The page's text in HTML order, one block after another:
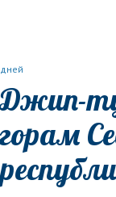
дней
Джип-
горам